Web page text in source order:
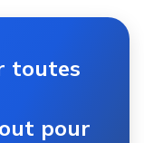
toutes
pour